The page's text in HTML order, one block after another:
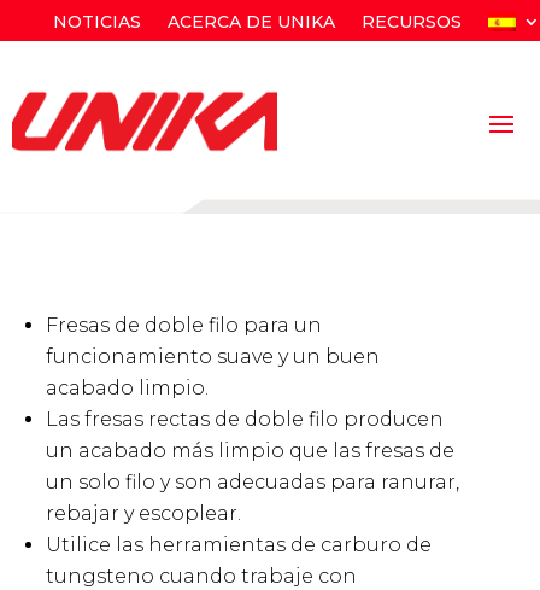
NOTICIAS ACERCA DE UNIKA RECURSOS
Fresas de doble filo para un
funcionamiento suave y un buen
acabado limpio.
Las fresas rectas de doble filo producen
un acabado más limpio que las fresas de
un solo filo y son adecuadas para ranurar,
rebajar y escoplear.
Utilice las herramientas de carburo de
tungsteno cuando trabaje con